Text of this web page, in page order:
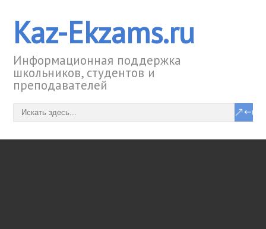
Kaz-Ekzams.ru
Информационная поддержка
школьников, студентов и
преподавателей